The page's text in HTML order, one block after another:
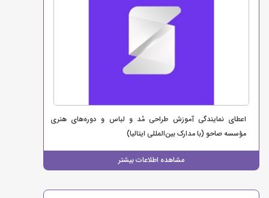
اعطای نمایندگی آموزش طراحی مُد و لباس و دوره‌های هنری
مؤسسه صاحو (با مدارک بین‌المللی ایتالیا)
مشاهده اطلاعات بیشتر